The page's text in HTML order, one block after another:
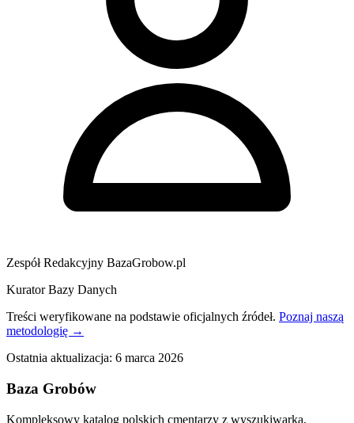
Zespół Redakcyjny BazaGrobow.pl
Kurator Bazy Danych
Treści weryfikowane na podstawie oficjalnych źródeł. Poznaj naszą
metodologię →
Ostatnia aktualizacja: 6 marca 2026
Baza Grobów
Kompleksowy katalog polskich cmentarzy z wyszukiwarką,